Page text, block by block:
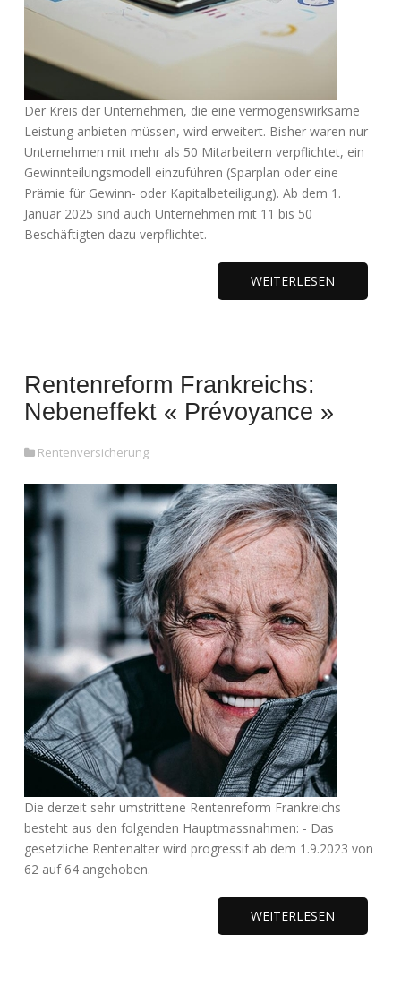
Der Kreis der Unternehmen, die eine vermögenswirksame
Leistung anbieten müssen, wird erweitert. Bisher waren nur
Unternehmen mit mehr als 50 Mitarbeitern verpflichtet, ein
Gewinnteilungsmodell einzuführen (Sparplan oder eine
Prämie für Gewinn- oder Kapitalbeteiligung). Ab dem 1.
Januar 2025 sind auch Unternehmen mit 11 bis 50
Beschäftigten dazu verpflichtet.
WEITERLESEN
Rentenreform Frankreichs:
Nebeneffekt « Prévoyance »
Rentenversicherung
Die derzeit sehr umstrittene Rentenreform Frankreichs
besteht aus den folgenden Hauptmassnahmen: - Das
gesetzliche Rentenalter wird progressif ab dem 1.9.2023 von
62 auf 64 angehoben.
WEITERLESEN